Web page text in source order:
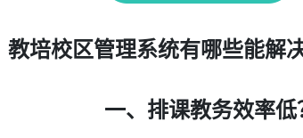
教培校区管理系统有哪些能解
一、排课教务效率低